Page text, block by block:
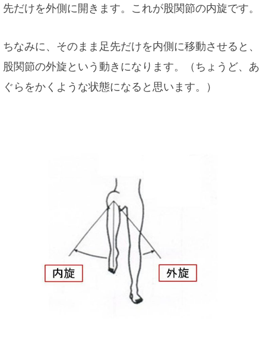
先だけを外側に開きます。これが股関節の内旋です。
ちなみに、そのまま足先だけを内側に移動させると、
股関節の外旋という動きになります。（ちょうど、あ
ぐらをかくような状態になると思います。）